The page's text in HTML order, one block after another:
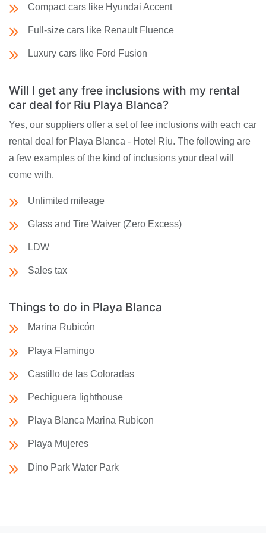
Compact cars like Hyundai Accent
Full-size cars like Renault Fluence
Luxury cars like Ford Fusion
Will I get any free inclusions with my rental
car deal for Riu Playa Blanca?
Yes, our suppliers offer a set of fee inclusions with each car
rental deal for Playa Blanca - Hotel Riu. The following are
a few examples of the kind of inclusions your deal will
come with.
Unlimited mileage
Glass and Tire Waiver (Zero Excess)
LDW
Sales tax
Things to do in Playa Blanca
Marina Rubicón
Playa Flamingo
Castillo de las Coloradas
Pechiguera lighthouse
Playa Blanca Marina Rubicon
Playa Mujeres
Dino Park Water Park